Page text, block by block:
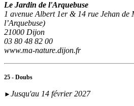
Le Jardin de l'Arquebuse
1 avenue Albert 1er & 14 rue Jehan de
l’Arquebuse)
21000 Dijon
03 80 48 82 00
www.ma-nature.dijon.fr
25 - Doubs
► Jusqu'au 14 février 2027